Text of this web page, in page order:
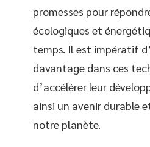
promesses pour
écologiques et
temps. Il est impératif
davantage dans ces
d’accélérer leur
ainsi un avenir durable
notre planète.